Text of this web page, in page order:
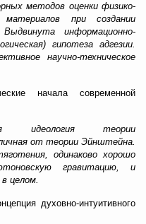
методов оценки физико-
материалов при создании
информационно-
гипотеза адгезии.
научно-техническое
начала современной
идеология теории
от теории Эйнштейна.
одинаково хорошо
гравитацию, и
целом.
духовно-интуитивного